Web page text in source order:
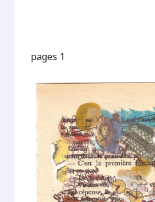
pages 1